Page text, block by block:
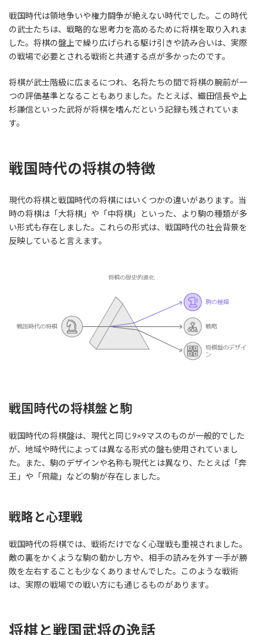
戦国時代は領地争いや権力闘争が絶えない時代でした。この時代
の武士たちは、戦略的な思考力を高めるために将棋を取り入れま
した。将棋の盤上で繰り広げられる駆け引きや読み合いは、実際
の戦場で必要とされる戦術と共通する点が多かったのです。
将棋が武士階級に広まるにつれ、名将たちの間で将棋の腕前が一
つの評価基準となることもありました。たとえば、織田信長や上
杉謙信といった武将が将棋を嗜んだという記録も残されていま
す。
戦国時代の将棋の特徴
現代の将棋と戦国時代の将棋にはいくつかの違いがあります。当
時の将棋は「大将棋」や「中将棋」といった、より駒の種類が多
い形式も存在しました。これらの形式は、戦国時代の社会背景を
反映していると言えます。
戦国時代の将棋盤と駒
戦国時代の将棋盤は、現代と同じ9×9マスのものが一般的でした
が、地域や時代によっては異なる形式の盤も使用されていまし
た。また、駒のデザインや名称も現代とは異なり、たとえば「奔
王」や「飛龍」などの駒が存在しました。
戦略と心理戦
戦国時代の将棋では、戦術だけでなく心理戦も重視されました。
敵の裏をかくような駒の動かし方や、相手の読みを外す一手が勝
敗を左右することも少なくありませんでした。このような戦術
は、実際の戦場での戦い方にも通じるものがあります。
将棋と戦国武将の逸話